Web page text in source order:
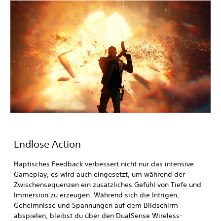
Endlose Action
Haptisches Feedback verbessert nicht nur das intensive
Gameplay, es wird auch eingesetzt, um während der
Zwischensequenzen ein zusätzliches Gefühl von Tiefe und
Immersion zu erzeugen. Während sich die Intrigen,
Geheimnisse und Spannungen auf dem Bildschirm
abspielen, bleibst du über den DualSense Wireless-